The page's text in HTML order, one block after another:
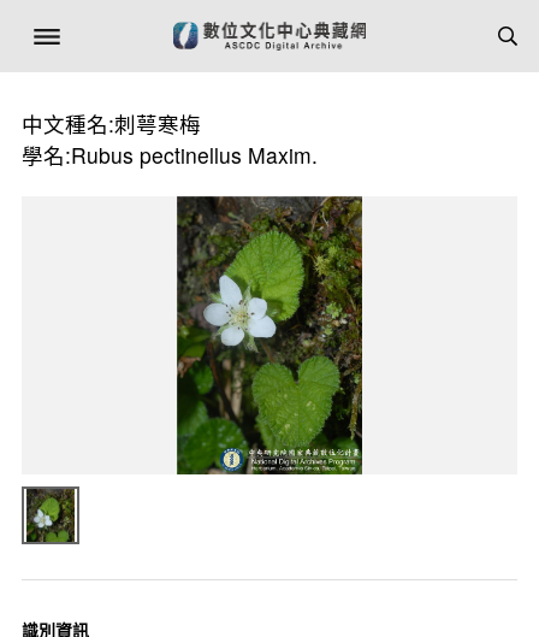
中文種名:刺萼寒梅
學名:Rubus pectinellus Maxim.
識別資訊